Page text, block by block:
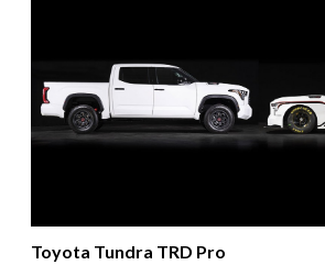
Toyota Tundra TRD Pro